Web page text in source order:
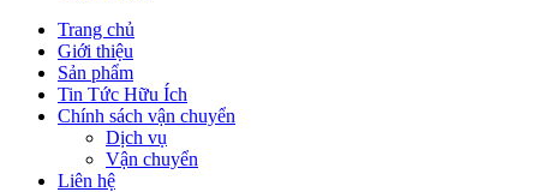
Trang chủ
Giới thiệu
Sản phẩm
Tin Tức Hữu Ích
Chính sách vận chuyển
Dịch vụ
Vận chuyển
Liên hệ